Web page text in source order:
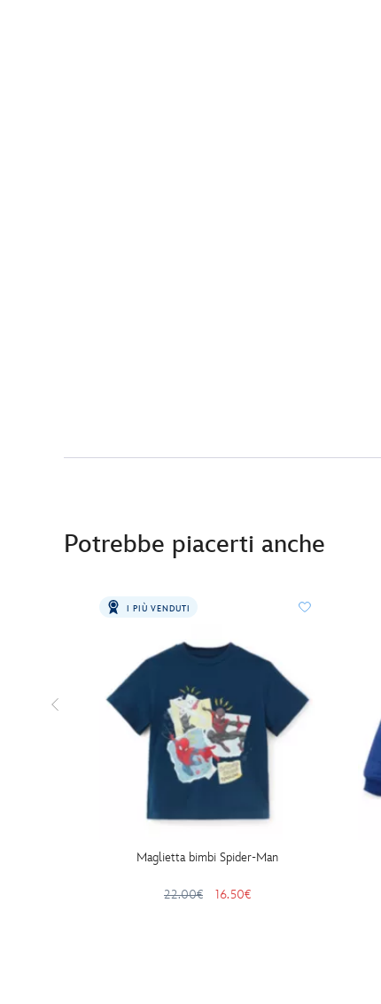
Potrebbe piacerti anche
I PIÙ VENDUTI
Maglietta bimbi Spider-Man
22.00€ 16.50€